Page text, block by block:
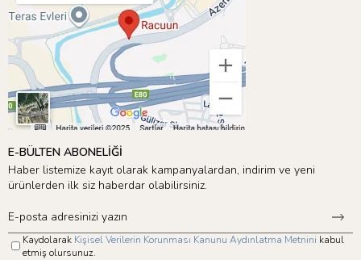
E-BÜLTEN ABONELİĞİ
Haber listemize kayıt olarak kampanyalardan, indirim ve yeni
ürünlerden ilk siz haberdar olabilirsiniz.
Kaydolarak Kişisel Verilerin Korunması Kanunu Aydınlatma Metnini kabul
etmiş olursunuz.